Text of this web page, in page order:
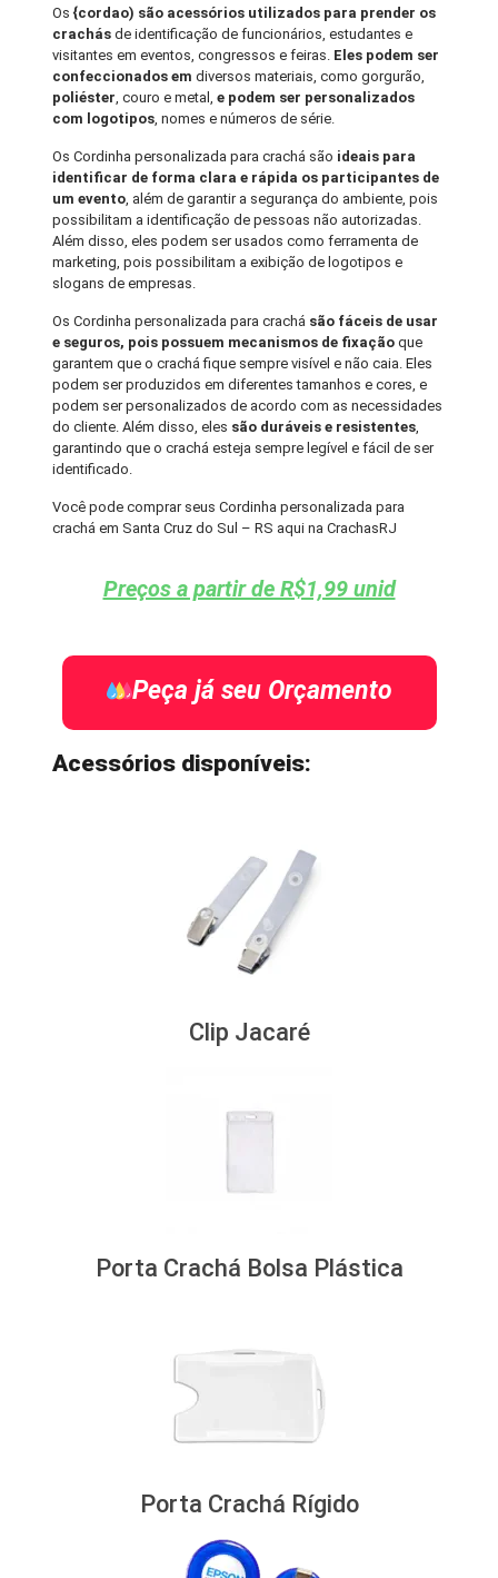
Os {cordao) são acessórios utilizados para prender os
crachás de identificação de funcionários, estudantes e
visitantes em eventos, congressos e feiras. Eles podem ser
confeccionados emdiversos materiais, como gorgurão,
poliéster, couro e metal,e podem ser personalizados
com logotipos, nomes e números de série.
Os Cordinha personalizada para crachá são ideais para
identificar de forma clara e rápida os participantes de
um evento, além de garantir a segurança do ambiente, pois
possibilitam a identificação de pessoas não autorizadas.
Além disso, eles podem ser usados como ferramenta de
marketing, pois possibilitam a exibição de logotipos e
slogans de empresas.
Os Cordinha personalizada para crachá são fáceis de usar
e seguros, pois possuem mecanismos de fixação que
garantem que o crachá fique sempre visível e não caia. Eles
podem ser produzidos em diferentes tamanhos e cores, e
podem ser personalizados de acordo com as necessidades
do cliente. Além disso, eles são duráveis e resistentes,
garantindo que o crachá esteja sempre legível e fácil de ser
identificado.
Você pode comprar seus Cordinha personalizada para
crachá em Santa Cruz do Sul – RS aqui na CrachasRJ
Preços a partir de R$1,99 unid
Peça já seu Orçamento
Acessórios disponíveis:
Clip Jacaré
Porta Crachá Bolsa Plástica
Porta Crachá Rígido